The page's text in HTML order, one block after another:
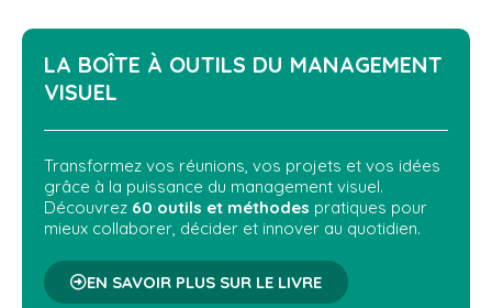
LA BOÎTE À OUTILS DU MANAGEMENT
VISUEL
Transformez vos réunions, vos projets et vos idées
grâce à la puissance du management visuel.
Découvrez 60 outils et méthodes pratiques pour
mieux collaborer, décider et innover au quotidien.
EN SAVOIR PLUS SUR LE LIVRE